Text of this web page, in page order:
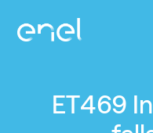
ET469